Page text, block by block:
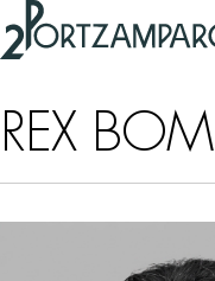
Accéder à l'en-tête
Accéder au contenu principal
Accéder au pied de page
2portzamparc
REX